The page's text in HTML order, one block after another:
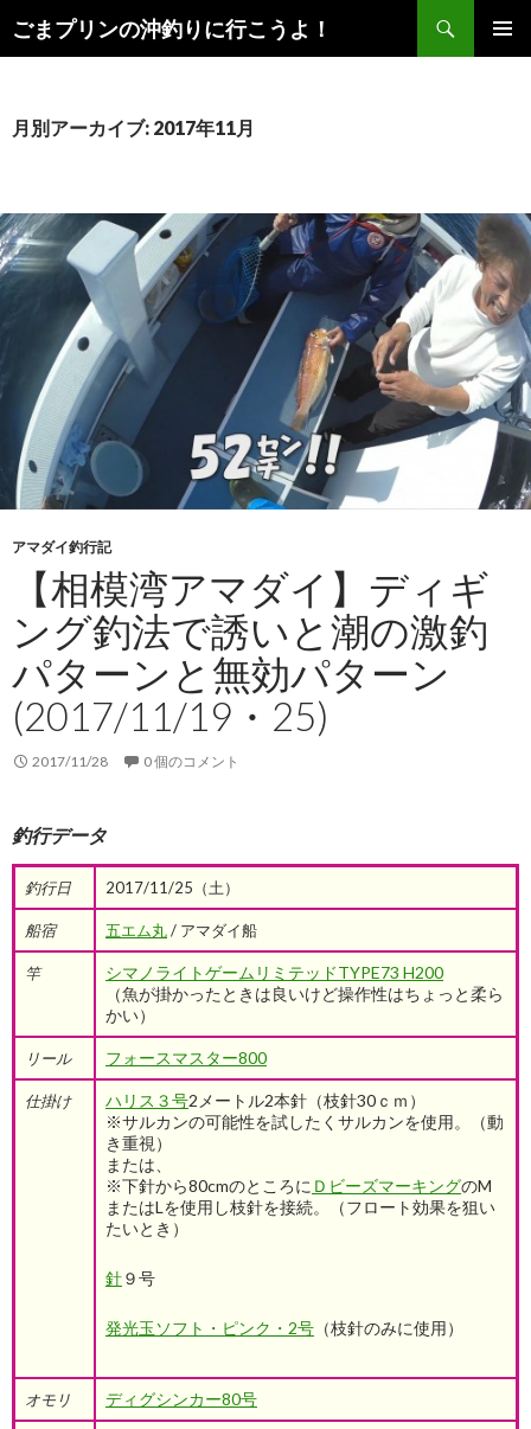
ごまプリンの沖釣りに行こうよ！
索
ン
キ
ッ
プ
月別アーカイブ: 2017年11月
アマダイ釣行記
【相模湾アマダイ】ディギ
ング釣法で誘いと潮の激釣
パターンと無効パターン
(2017/11/19・25)
2017/11/28 0 個のコメント
釣行データ
釣行日 2017/11/25（土）
船宿 五エム丸/ アマダイ船
竿
シマノライトゲームリミテッドTYPE73 H200
（魚が掛かったときは良いけど操作性はちょっと柔ら
かい）
リール フォースマスター800
仕掛け ハリス３号2メートル2本針（枝針30ｃｍ）
※サルカンの可能性を試したくサルカンを使用。（動
き重視）
または、
※下針から80cmのところに ＤビーズマーキングのM
またはLを使用し枝針を接続。（フロート効果を狙い
たいとき）
針９号
発光玉ソフト・ピンク・2号 （枝針のみに使用）
オモリ ディグシンカー80号